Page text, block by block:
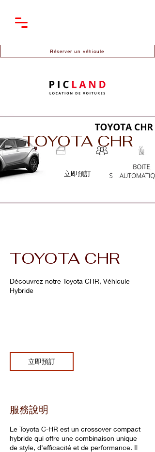
Réserver un véhicule
TOYOTA CHR
立即預訂
TOYOTA CHR
Découvrez notre Toyota CHR, Véhicule
Hybride
立即預訂
服務說明
Le Toyota C-HR est un crossover compact
hybride qui offre une combinaison unique
de style, d'efficacité et de performance. Il